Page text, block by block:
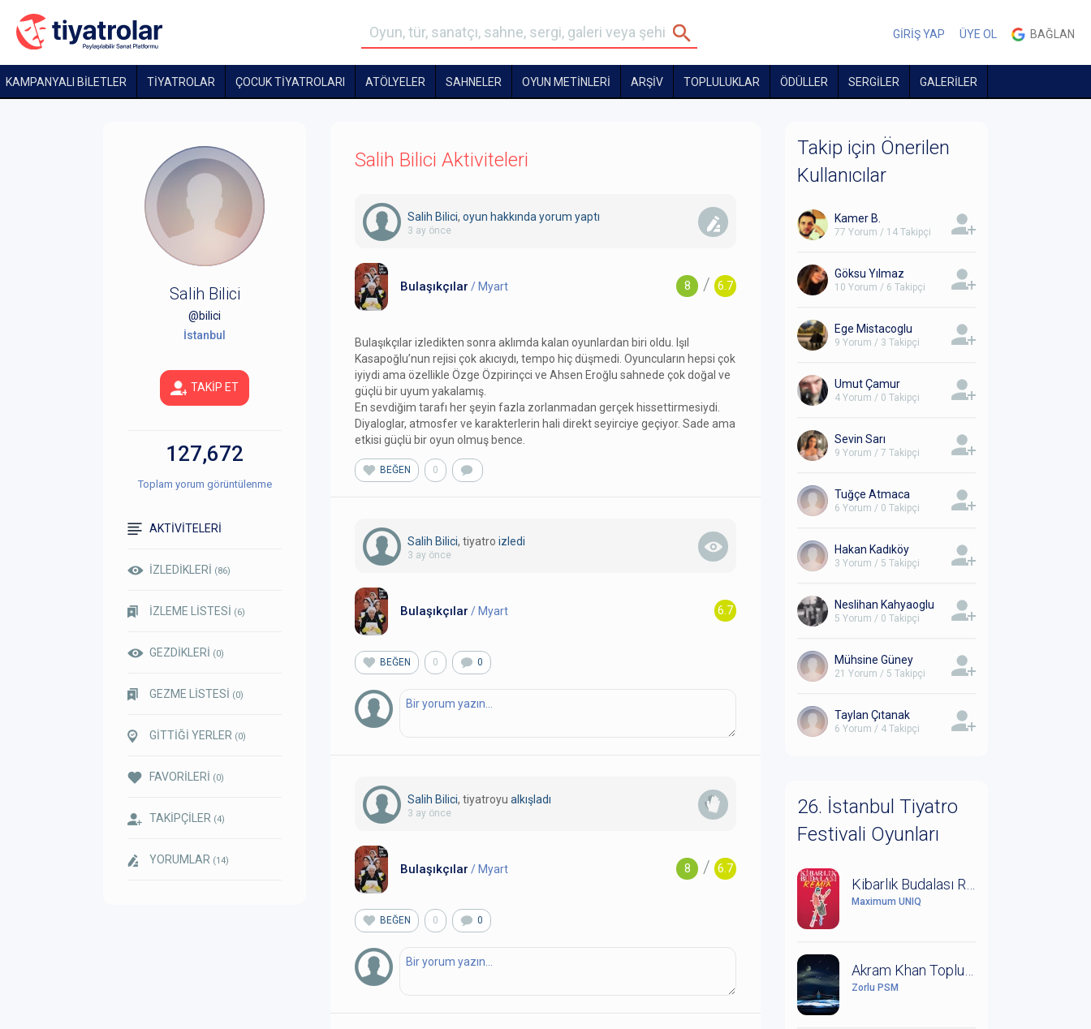
GİRİŞ YAP ÜYE OL BAĞLAN
KAMPANYALI BİLETLER TİYATROLAR ÇOCUK TIYATROLARI ATÖLYELER SAHNELER OYUN METİNLERİ ARŞİV TOPLULUKLAR ÖDÜLLER SERGİLER GALERİLER
Salih Bilici
@bilici
İstanbul
TAKİP ET
127,672
Toplam yorum görüntülenme
AKTİVİTELERİ
İZLEDİKLERİ (86)
İZLEME LİSTESİ (6)
GEZDİKLERİ (0)
GEZME LİSTESİ (0)
GİTTİĞİ YERLER (0)
FAVORİLERİ (0)
TAKİPÇİLER (4)
YORUMLAR (14)
Salih Bilici Aktiviteleri
Salih Bilici, oyun hakkında yorum yaptı
3 ay önce
6.7
/
8
Bulaşıkçılar / Myart
Bulaşıkçılar izledikten sonra aklımda kalan oyunlardan biri oldu. Işıl
Kasapoğlu’nun rejisi çok akıcıydı, tempo hiç düşmedi. Oyuncuların hepsi çok
iyiydi ama özellikle Özge Özpirinçci ve Ahsen Eroğlu sahnede çok doğal ve
güçlü bir uyum yakalamış.
En sevdiğim tarafı her şeyin fazla zorlanmadan gerçek hissettirmesiydi.
Diyaloglar, atmosfer ve karakterlerin hali direkt seyirciye geçiyor. Sade ama
etkisi güçlü bir oyun olmuş bence.
BEĞEN 0
Salih Bilici, tiyatro izledi
3 ay önce
6.7
Bulaşıkçılar / Myart
BEĞEN 0 0
Salih Bilici, tiyatroyu alkışladı
3 ay önce
6.7
/
8
Bulaşıkçılar / Myart
BEĞEN 0 0
Takip için Önerilen
Kullanıcılar
Kamer B.
77 Yorum / 14 Takipçi
Göksu Yılmaz
10 Yorum / 6 Takipçi
Ege Mistacoglu
9 Yorum / 3 Takipçi
Umut Çamur
4 Yorum / 0 Takipçi
Sevin Sarı
9 Yorum / 7 Takipçi
Tuğçe Atmaca
6 Yorum / 0 Takipçi
Hakan Kadıköy
3 Yorum / 5 Takipçi
Neslihan Kahyaoglu
5 Yorum / 0 Takipçi
Mühsine Güney
21 Yorum / 5 Takipçi
Taylan Çıtanak
6 Yorum / 4 Takipçi
26. İstanbul Tiyatro
Festivali Oyunları
Maximum UNIQ
Zorlu PSM